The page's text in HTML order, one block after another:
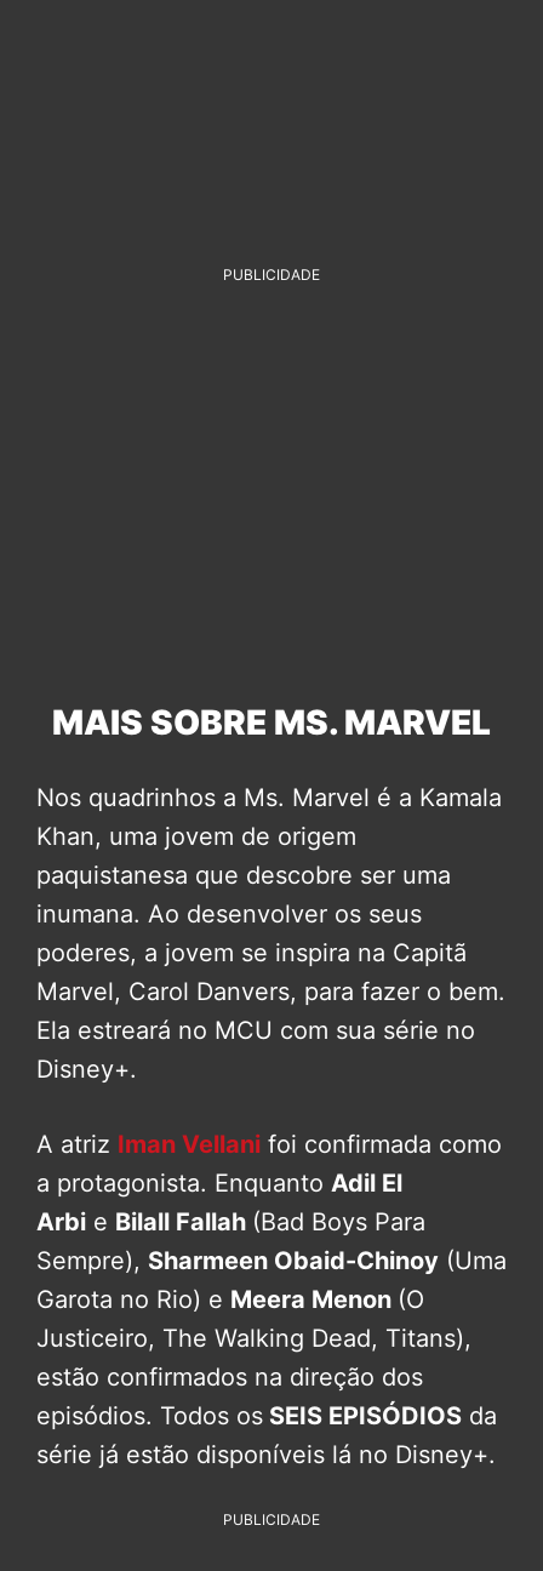
PUBLICIDADE
MAIS SOBRE MS. MARVEL
Nos quadrinhos a Ms. Marvel é a Kamala
Khan, uma jovem de origem
paquistanesa que descobre ser uma
inumana. Ao desenvolver os seus
poderes, a jovem se inspira na Capitã
Marvel, Carol Danvers, para fazer o bem.
Ela estreará no MCU com sua série no
Disney+.
A atriz Iman Vellani foi confirmada como
a protagonista. Enquanto Adil El
Arbi e Bilall Fallah (Bad Boys Para
Sempre), Sharmeen Obaid-Chinoy (Uma
Garota no Rio) e Meera Menon (O
Justiceiro, The Walking Dead, Titans),
estão confirmados na direção dos
episódios. Todos os SEIS EPISÓDIOS da
série já estão disponíveis lá no Disney+.
PUBLICIDADE